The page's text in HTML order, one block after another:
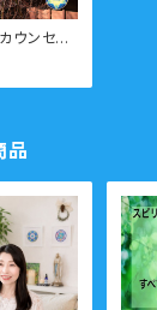
ウンセリ
・霊障・
回
品